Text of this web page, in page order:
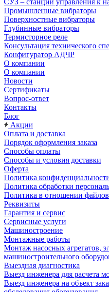
СУЗ – станции управления к
Промышленные вибраторы
Поверхностные вибраторы
Глубинные вибраторы
Термисторное реле
Консультация технического
Конфигуратор АДЧР
О компании
О компании
Новости
Сертификаты
Вопрос-ответ
Контакты
Блог
Акции
Оплата и доставка
Порядок оформления заказа
Способы оплаты
Способы и условия доставки
Оферта
Политика
Политика обработки
Политика в отношении
Реквизиты
Гарантия и сервис
Сервисные услуги
Машиностроение
Монтажные работы
Монтаж насосных агрегатов,
машиностроительного
Выездная диагностика
Выезд инженера для расчета
Выезд инженера на объект